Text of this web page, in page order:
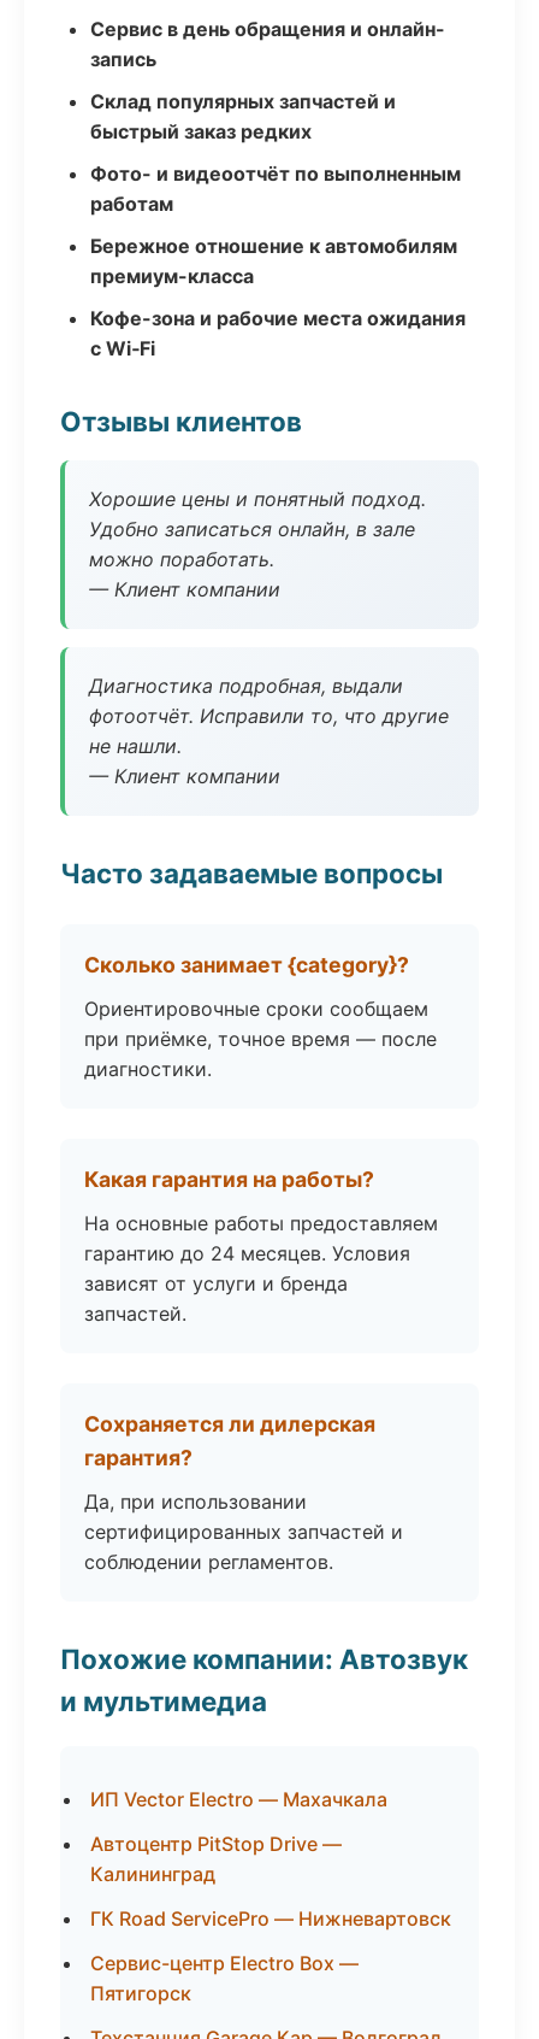
Сервис в день обращения и онлайн-
запись
Склад популярных запчастей и
быстрый заказ редких
Фото- и видеоотчёт по выполненным
работам
Бережное отношение к автомобилям
премиум-класса
Кофе-зона и рабочие места ожидания
с Wi‑Fi
Отзывы клиентов
Хорошие цены и понятный подход.
Удобно записаться онлайн, в зале
можно поработать.
— Клиент компании
Диагностика подробная, выдали
фотоотчёт. Исправили то, что другие
не нашли.
— Клиент компании
Часто задаваемые вопросы
Сколько занимает {category}?
Ориентировочные сроки сообщаем
при приёмке, точное время — после
диагностики.
Какая гарантия на работы?
На основные работы предоставляем
гарантию до 24 месяцев. Условия
зависят от услуги и бренда
запчастей.
Сохраняется ли дилерская
гарантия?
Да, при использовании
сертифицированных запчастей и
соблюдении регламентов.
Похожие компании: Автозвук
и мультимедиа
ИП Vector Electro — Махачкала
Автоцентр PitStop Drive —
Калининград
ГК Road ServicePro — Нижневартовск
Сервис-центр Electro Box —
Пятигорск